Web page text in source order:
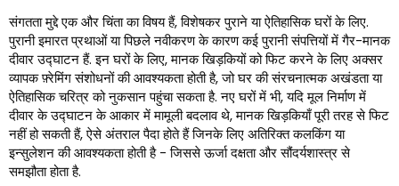
संगतता मुद्दे एक और चिंता का विषय हैं, विशेषकर पुराने या ऐतिहासिक घरों के लिए.
पुरानी इमारत प्रथाओं या पिछले नवीकरण के कारण कई पुरानी संपत्तियों में गैर-मानक
दीवार उद्घाटन हैं. इन घरों के लिए, मानक खिड़कियों को फिट करने के लिए अक्सर
व्यापक फ़्रेमिंग संशोधनों की आवश्यकता होती है, जो घर की संरचनात्मक अखंडता या
ऐतिहासिक चरित्र को नुकसान पहुंचा सकता है. नए घरों में भी, यदि मूल निर्माण में
दीवार के उद्घाटन के आकार में मामूली बदलाव थे, मानक खिड़कियाँ पूरी तरह से फिट
नहीं हो सकती हैं, ऐसे अंतराल पैदा होते हैं जिनके लिए अतिरिक्त कलकिंग या
इन्सुलेशन की आवश्यकता होती है - जिससे ऊर्जा दक्षता और सौंदर्यशास्त्र से
समझौता होता है.